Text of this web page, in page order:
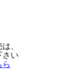
、
さい
ら